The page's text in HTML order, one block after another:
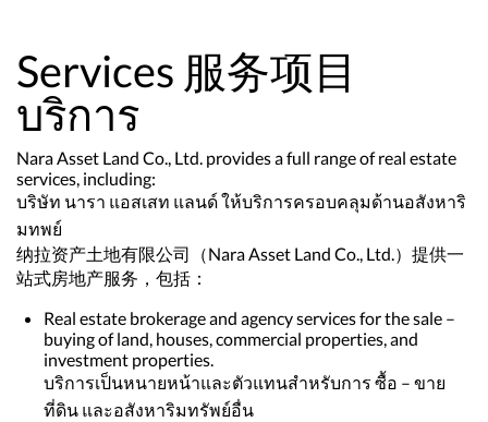
Services 服务项目
บริการ
Nara Asset Land Co., Ltd. provides a full range of real estate
services, including:
บริษัท นารา แอสเสท แลนด์ ให้บริการครอบคลุมด้านอสังหาริ
มทพย์
纳拉资产土地有限公司（Nara Asset Land Co., Ltd.）提供一
站式房地产服务，包括：
Real estate brokerage and agency services for the sale –
buying of land, houses, commercial properties, and
investment properties.
บริการเป็นหนายหน้าและตัวแทนสำหรับการ ซื้อ – ขาย
ที่ดิน และอสังหาริมทรัพย์อื่น